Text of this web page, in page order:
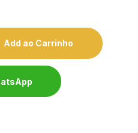
Add ao Carrinho